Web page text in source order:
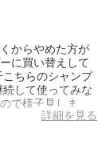
からやめた方が
に買い替えして
ちらのシャンプ
して使ってみな
で様子見しま
詳細を見る